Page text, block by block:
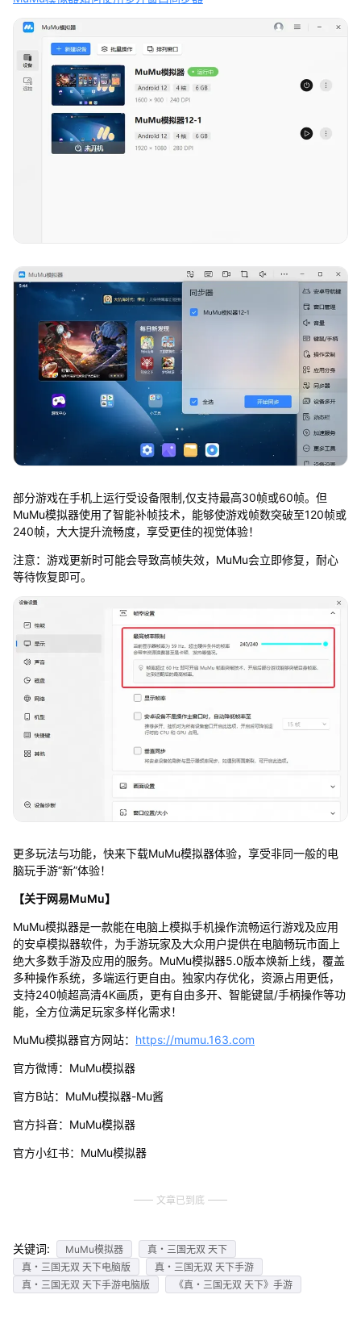
部分游戏在手机上运行受设备限制,仅支持最高30帧或60帧。但
MuMu模拟器使用了智能补帧技术，能够使游戏帧数突破至120帧或
240帧，大大提升流畅度，享受更佳的视觉体验！
注意：游戏更新时可能会导致高帧失效，MuMu会立即修复，耐心
等待恢复即可。
更多玩法与功能，快来下载MuMu模拟器体验，享受非同一般的电
脑玩手游“新”体验！
【关于网易MuMu】
MuMu模拟器是一款能在电脑上模拟手机操作流畅运行游戏及应用
的安卓模拟器软件，为手游玩家及大众用户提供在电脑畅玩市面上
绝大多数手游及应用的服务。MuMu模拟器5.0版本焕新上线，覆盖
多种操作系统，多端运行更自由。独家内存优化，资源占用更低，
支持240帧超高清4K画质，更有自由多开、智能键鼠/手柄操作等功
能，全方位满足玩家多样化需求！
MuMu模拟器官方网站： https://mumu.163.com
官方微博：MuMu模拟器
官方B站：MuMu模拟器-Mu酱
官方抖音：MuMu模拟器
官方小红书：MuMu模拟器
文章已到底
关键词: MuMu模拟器
真・三国无双 天下
真・三国无双 天下电脑版
真・三国无双 天下手游
真・三国无双 天下手游电脑版
《真・三国无双 天下》手游